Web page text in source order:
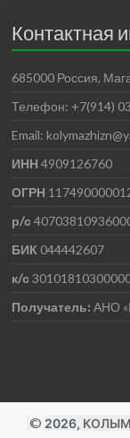
Контактная
685000 Россия,
Телефон: +7(914)
Email:
ИНН4909126760
ОГРН
р/с
БИК 044442607
к/с
Получатель:АНО
© 2026,